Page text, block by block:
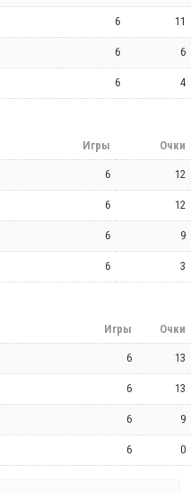
6 11
6 6
6 4
Игры Очки
6 12
6 12
6 9
6 3
Игры Очки
6 13
6 13
6 9
6 0